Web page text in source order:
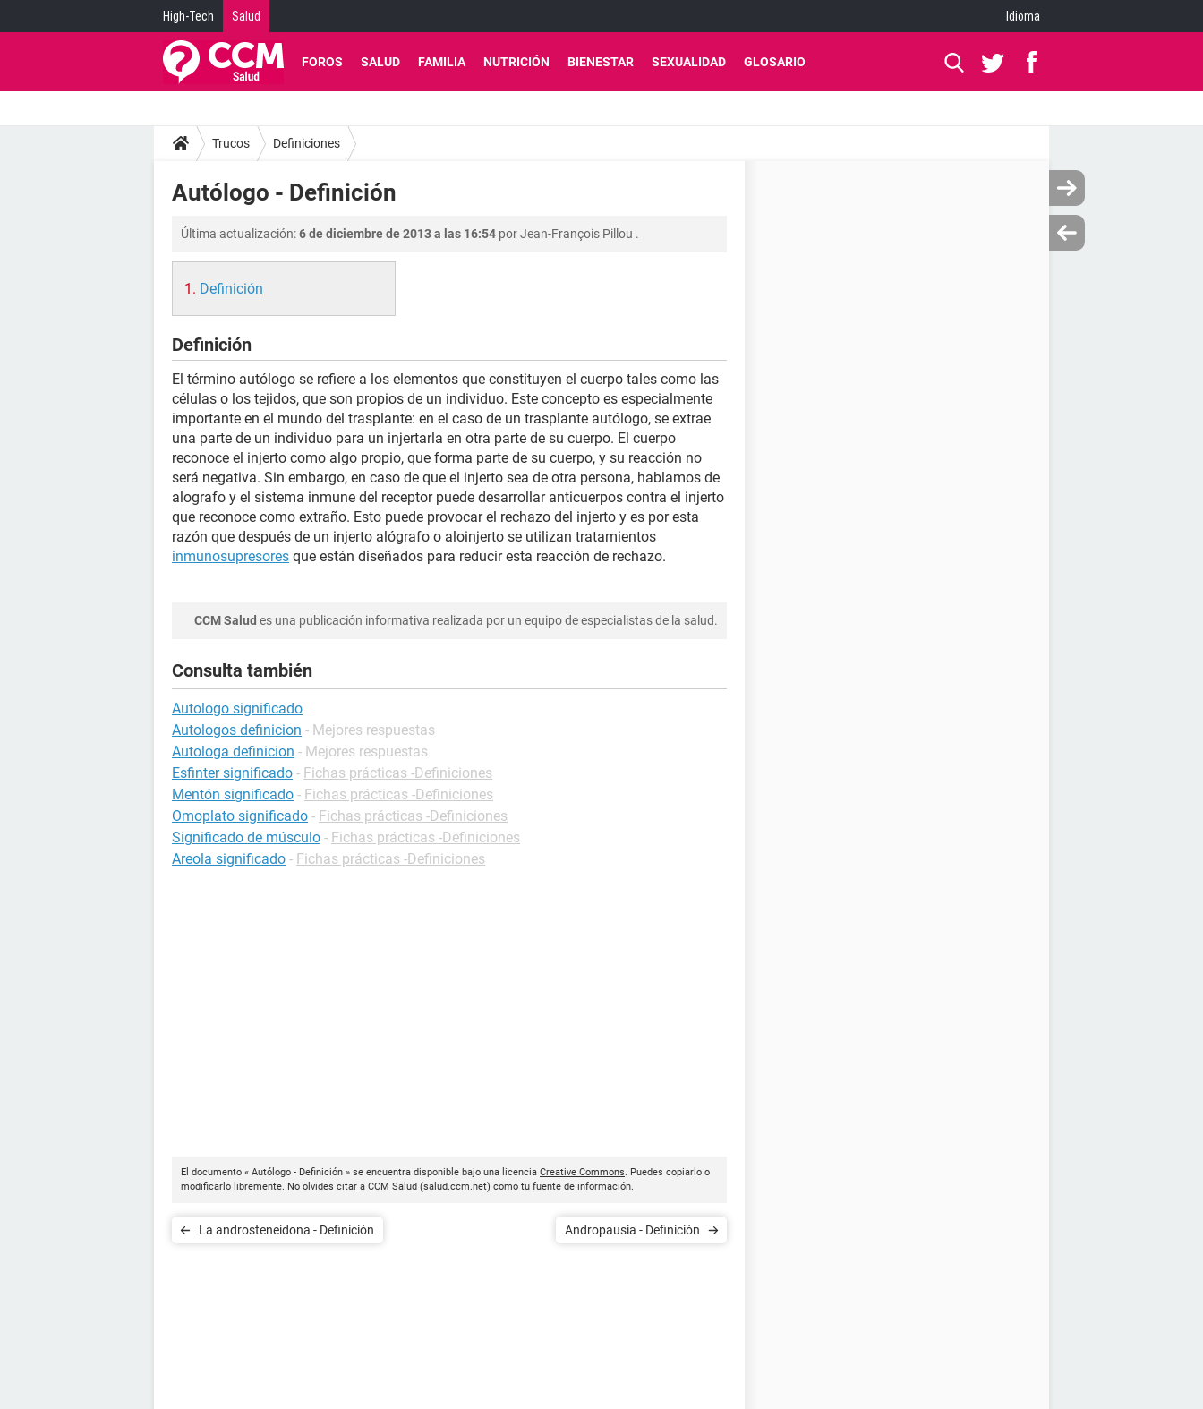
High-Tech Salud Idioma
FOROS SALUD FAMILIA NUTRICIÓN BIENESTAR SEXUALIDAD GLOSARIO
Trucos Definiciones
Autólogo - Definición
Última actualización:6 de diciembre de 2013 a las 16:54 porJean-François Pillou .
Definición
Definición
El término autólogo se refiere a los elementos que constituyen el cuerpo tales como las
células o los tejidos, que son propios de un individuo. Este concepto es especialmente
importante en el mundo del trasplante: en el caso de un trasplante autólogo, se extrae
una parte de un individuo para un injertarla en otra parte de su cuerpo. El cuerpo
reconoce el injerto como algo propio, que forma parte de su cuerpo, y su reacción no
será negativa. Sin embargo, en caso de que el injerto sea de otra persona, hablamos de
alografo y el sistema inmune del receptor puede desarrollar anticuerpos contra el injerto
que reconoce como extraño. Esto puede provocar el rechazo del injerto y es por esta
razón que después de un injerto alógrafo o aloinjerto se utilizan tratamientos
inmunosupresores que están diseñados para reducir esta reacción de rechazo.
CCM Salud es una publicación informativa realizada por un equipo de especialistas de la salud.
Consulta también
Autologo significado
Autologos definicion - Mejores respuestas
Autologa definicion - Mejores respuestas
Esfinter significado - Fichas prácticas -Definiciones
Mentón significado - Fichas prácticas -Definiciones
Omoplato significado - Fichas prácticas -Definiciones
Significado de músculo - Fichas prácticas -Definiciones
Areola significado - Fichas prácticas -Definiciones
El documento « Autólogo - Definición » se encuentra disponible bajo una licencia Creative Commons. Puedes copiarlo o
modificarlo libremente. No olvides citar a CCM Salud (salud.ccm.net) como tu fuente de información.
La androsteneidona - Definición Andropausia - Definición